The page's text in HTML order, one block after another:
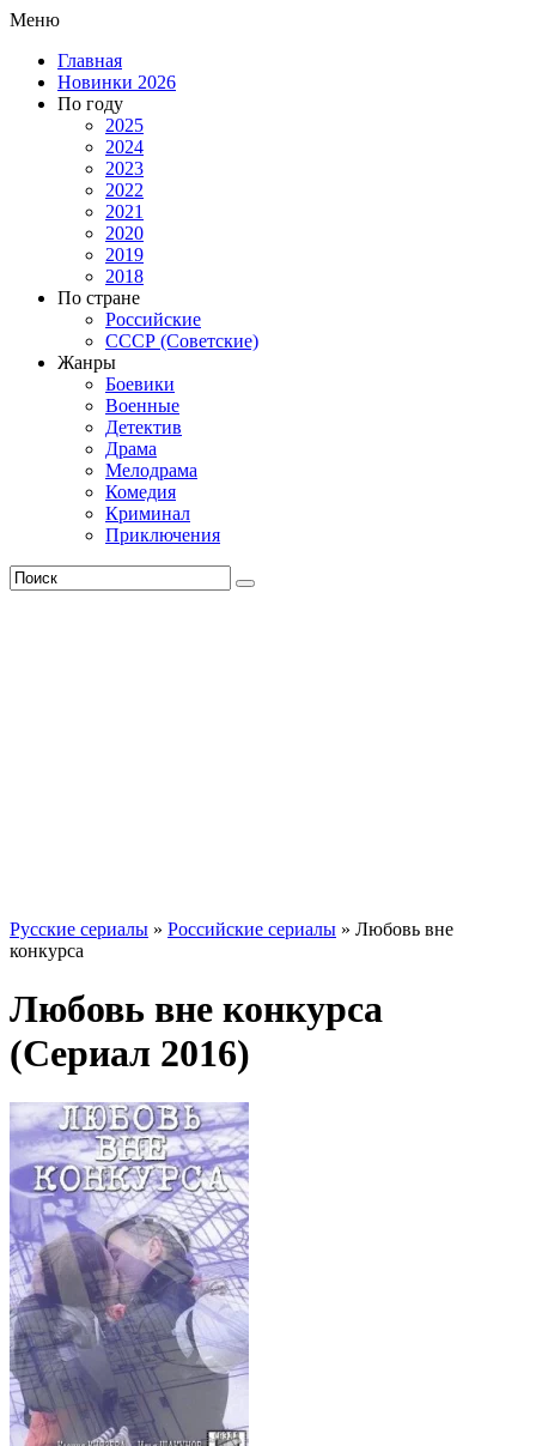
Меню
Главная
Новинки 2026
По году
2025
2024
2023
2022
2021
2020
2019
2018
По стране
Российские
СССР (Советские)
Жанры
Боевики
Военные
Детектив
Драма
Мелодрама
Комедия
Криминал
Приключения
Русские сериалы » Российские сериалы » Любовь вне
конкурса
Любовь вне конкурса
(Сериал 2016)